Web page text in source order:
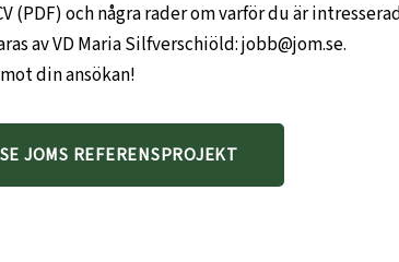
(PDF) och några rader om varför du är
av VD Maria Silfverschiöld:jobb@jom.se.
din ansökan!
SE JOMS REFERENSPROJEKT